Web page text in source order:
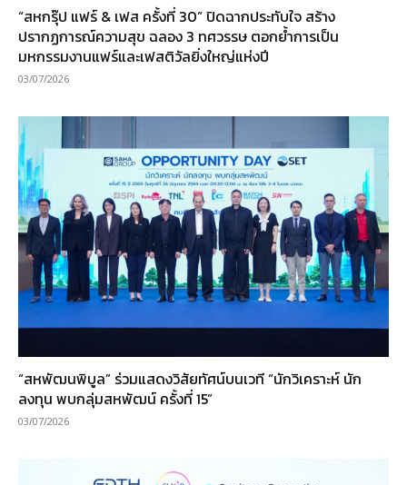
“สหกรุ๊ป แฟร์ & เฟส ครั้งที่ 30” ปิดฉากประทับใจ สร้าง
ปรากฏการณ์ความสุข ฉลอง 3 ทศวรรษ ตอกย้ำการเป็น
มหกรรมงานแฟร์และเฟสติวัลยิ่งใหญ่แห่งปี
03/07/2026
“สหพัฒนพิบูล” ร่วมแสดงวิสัยทัศน์บนเวที “นักวิเคราะห์ นัก
ลงทุน พบกลุ่มสหพัฒน์ ครั้งที่ 15”
03/07/2026